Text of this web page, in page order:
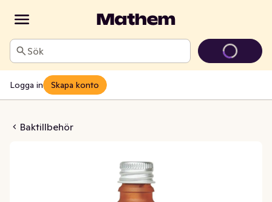
Sök
Logga in Skapa konto
Baktillbehör
100ml LittlePod